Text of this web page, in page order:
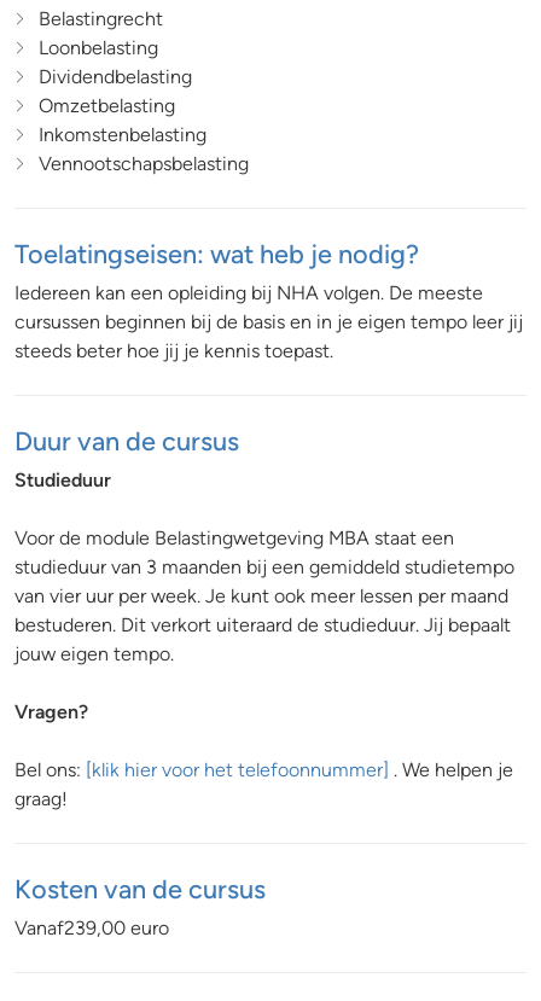
Belastingrecht
Loonbelasting
Dividendbelasting
Omzetbelasting
Inkomstenbelasting
Vennootschapsbelasting
Toelatingseisen: wat heb je nodig?
Iedereen kan een opleiding bij NHA volgen. De meeste
cursussen beginnen bij de basis en in je eigen tempo leer jij
steeds beter hoe jij je kennis toepast.
Duur van de cursus
Studieduur
Voor de module Belastingwetgeving MBA staat een
studieduur van 3 maanden bij een gemiddeld studietempo
van vier uur per week. Je kunt ook meer lessen per maand
bestuderen. Dit verkort uiteraard de studieduur. Jij bepaalt
jouw eigen tempo.
Vragen?
Bel ons: [klik hier voor het telefoonnummer] . We helpen je
graag!
Kosten van de cursus
Vanaf239,00 euro